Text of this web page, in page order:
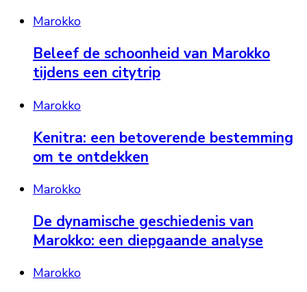
Marokko
Beleef de schoonheid van Marokko
tijdens een citytrip
Marokko
Kenitra: een betoverende bestemming
om te ontdekken
Marokko
De dynamische geschiedenis van
Marokko: een diepgaande analyse
Marokko